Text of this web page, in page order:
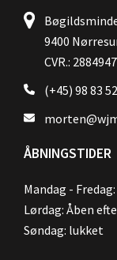
9400
CVR.:
(+45) 98 83
ÅBNINGSTIDER
Mandag -
Lørdag: Åben
Søndag: lukket